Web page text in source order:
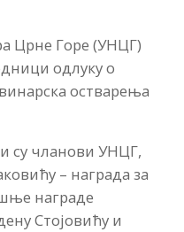
Црне Горе (УНЦГ)
одлуку о
остварења
су чланови УНЦГ,
– награда за
награде
Стојовићу и